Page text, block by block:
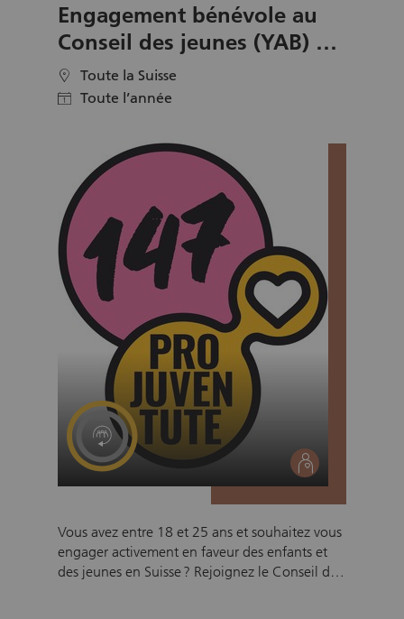
recherche d’une place d’apprentissage avec
l’aide de bénévoles issu·e·s du monde
professionnel.
Engagement bénévole au
Conseil des jeunes (YAB) de
Pro Juventute
location Toute la Suisse
calendar Toute l’année
social
Vous avez entre 18 et 25 ans et souhaitez vous
engager activement en faveur des enfants et
des jeunes en Suisse ? Rejoignez le Conseil des